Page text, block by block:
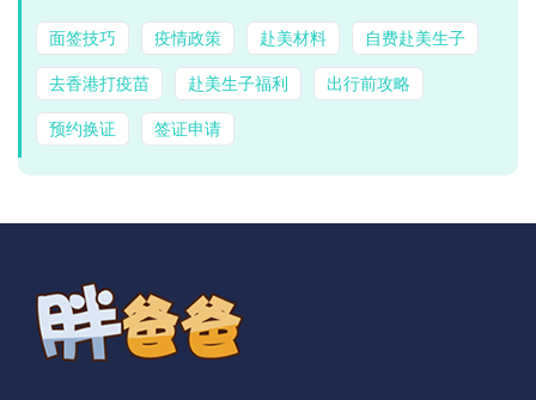
面签技巧 疫情政策 赴美材料 自费赴美生子
去香港打疫苗 赴美生子福利 出行前攻略
预约换证 签证申请